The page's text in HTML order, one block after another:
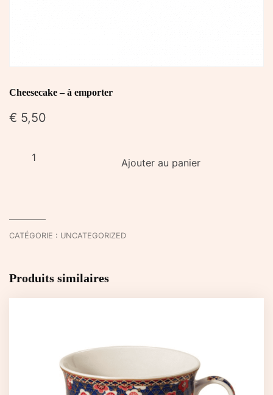
Cheesecake – à emporter
€ 5,50
quantité
Ajouter au panier
CATÉGORIE : UNCATEGORIZED
Produits similaires